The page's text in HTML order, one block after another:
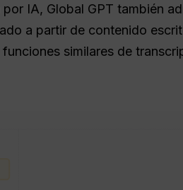
IA, Global GPT también
a partir de contenido
similares de